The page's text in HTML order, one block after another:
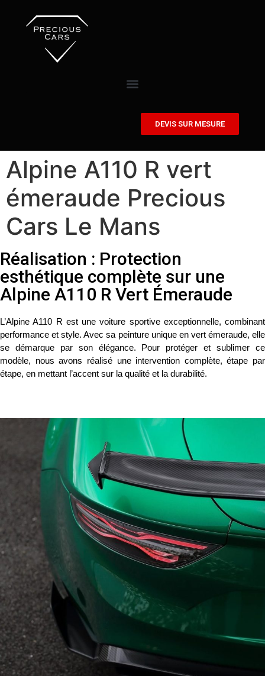
DEVIS SUR MESURE
Alpine A110 R vert
émeraude Precious
Cars Le Mans
Réalisation : Protection
esthétique complète sur une
Alpine A110 R Vert Émeraude
L’Alpine A110 R est une voiture sportive exceptionnelle, combinant
performance et style. Avec sa peinture unique en vert émeraude, elle
se démarque par son élégance. Pour protéger et sublimer ce
modèle, nous avons réalisé une intervention complète, étape par
étape, en mettant l’accent sur la qualité et la durabilité.